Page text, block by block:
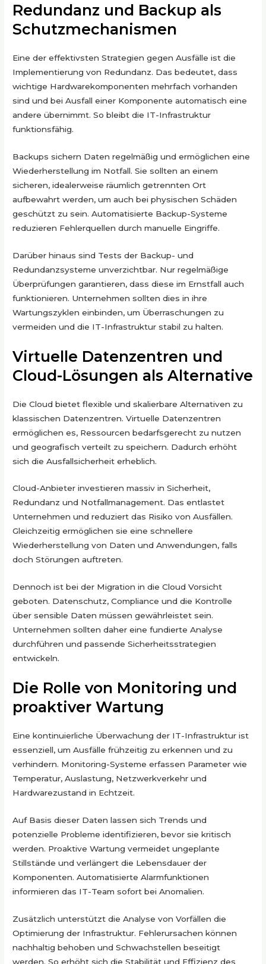
Redundanz und Backup als
Schutzmechanismen
Eine der effektivsten Strategien gegen Ausfälle ist die
Implementierung von Redundanz. Das bedeutet, dass
wichtige Hardwarekomponenten mehrfach vorhanden
sind und bei Ausfall einer Komponente automatisch eine
andere übernimmt. So bleibt die IT-Infrastruktur
funktionsfähig.
Backups sichern Daten regelmäßig und ermöglichen eine
Wiederherstellung im Notfall. Sie sollten an einem
sicheren, idealerweise räumlich getrennten Ort
aufbewahrt werden, um auch bei physischen Schäden
geschützt zu sein. Automatisierte Backup-Systeme
reduzieren Fehlerquellen durch manuelle Eingriffe.
Darüber hinaus sind Tests der Backup- und
Redundanzsysteme unverzichtbar. Nur regelmäßige
Überprüfungen garantieren, dass diese im Ernstfall auch
funktionieren. Unternehmen sollten dies in ihre
Wartungszyklen einbinden, um Überraschungen zu
vermeiden und die IT-Infrastruktur stabil zu halten.
Virtuelle Datenzentren und
Cloud-Lösungen als Alternative
Die Cloud bietet flexible und skalierbare Alternativen zu
klassischen Datenzentren. Virtuelle Datenzentren
ermöglichen es, Ressourcen bedarfsgerecht zu nutzen
und geografisch verteilt zu speichern. Dadurch erhöht
sich die Ausfallsicherheit erheblich.
Cloud-Anbieter investieren massiv in Sicherheit,
Redundanz und Notfallmanagement. Das entlastet
Unternehmen und reduziert das Risiko von Ausfällen.
Gleichzeitig ermöglichen sie eine schnellere
Wiederherstellung von Daten und Anwendungen, falls
doch Störungen auftreten.
Dennoch ist bei der Migration in die Cloud Vorsicht
geboten. Datenschutz, Compliance und die Kontrolle
über sensible Daten müssen gewährleistet sein.
Unternehmen sollten daher eine fundierte Analyse
durchführen und passende Sicherheitsstrategien
entwickeln.
Die Rolle von Monitoring und
proaktiver Wartung
Eine kontinuierliche Überwachung der IT-Infrastruktur ist
essenziell, um Ausfälle frühzeitig zu erkennen und zu
verhindern. Monitoring-Systeme erfassen Parameter wie
Temperatur, Auslastung, Netzwerkverkehr und
Hardwarezustand in Echtzeit.
Auf Basis dieser Daten lassen sich Trends und
potenzielle Probleme identifizieren, bevor sie kritisch
werden. Proaktive Wartung vermeidet ungeplante
Stillstände und verlängert die Lebensdauer der
Komponenten. Automatisierte Alarmfunktionen
informieren das IT-Team sofort bei Anomalien.
Zusätzlich unterstützt die Analyse von Vorfällen die
Optimierung der Infrastruktur. Fehlerursachen können
nachhaltig behoben und Schwachstellen beseitigt
werden. So erhöht sich die Stabilität und Effizienz des